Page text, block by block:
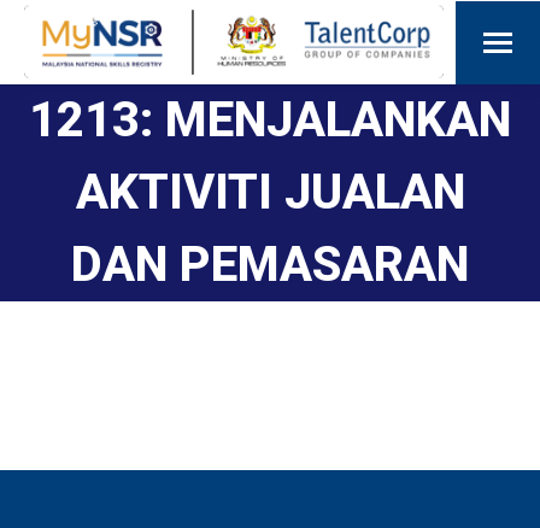
1213: MENJALANKAN
AKTIVITI JUALAN
DAN PEMASARAN